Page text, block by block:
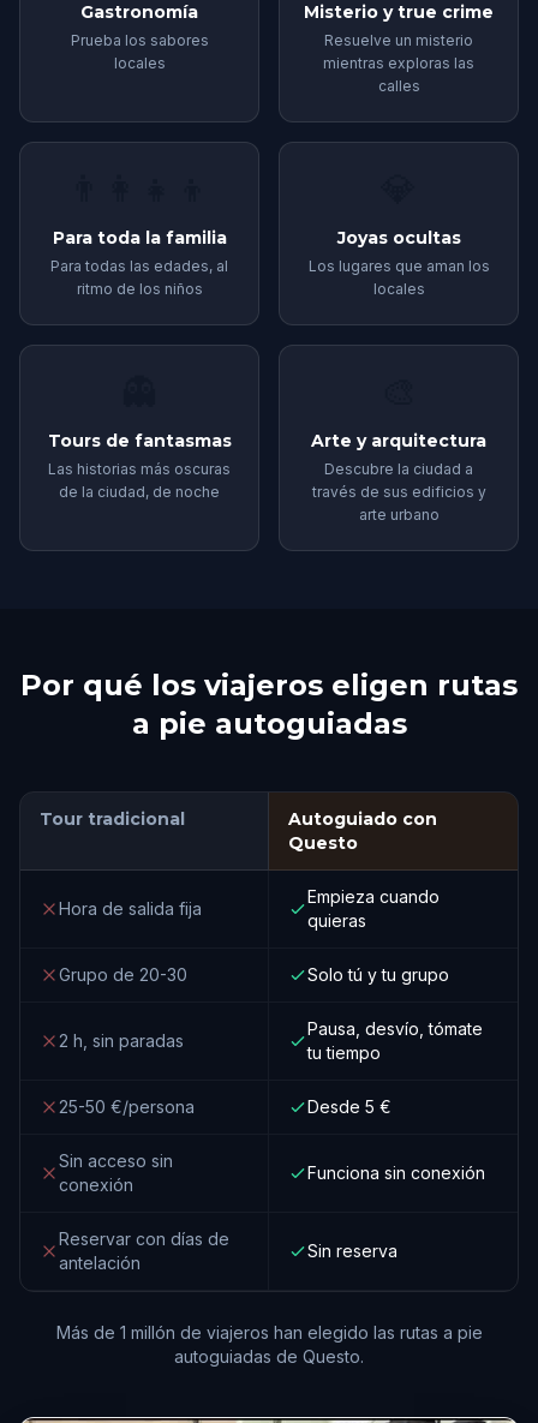
Gastronomía
Prueba los sabores
locales
Misterio y true crime
Resuelve un misterio
mientras exploras las
calles
Para toda la familia
Para todas las edades, al
ritmo de los niños
Joyas ocultas
Los lugares que aman los
locales
Tours de fantasmas
Las historias más oscuras
de la ciudad, de noche
Arte y arquitectura
Descubre la ciudad a
través de sus edificios y
arte urbano
Por qué los viajeros eligen rutas
a pie autoguiadas
Tour tradicional
Autoguiado con
Questo
Hora de salida fija
Empieza cuando
quieras
Grupo de 20-30 Solo tú y tu grupo
2 h, sin paradas
Pausa, desvío, tómate
tu tiempo
25-50 €/persona Desde 5 €
Sin acceso sin
conexión
Funciona sin conexión
Reservar con días de
antelación
Sin reserva
Más de 1 millón de viajeros han elegido las rutas a pie
autoguiadas de Questo.